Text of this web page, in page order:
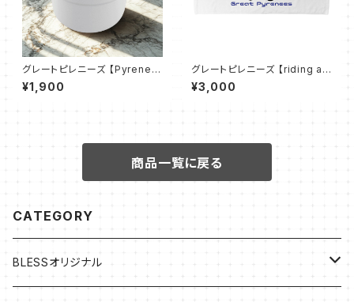
グレートピレニーズ 【Pyrenea
n Groove】おでかけトリーツ缶
¥1,900
グレートピレニーズ 【riding a
motorcycle】コットンシャーリ
ングフェイスタオル
¥3,000
商品一覧に戻る
CATEGORY
BLESSオリジナル